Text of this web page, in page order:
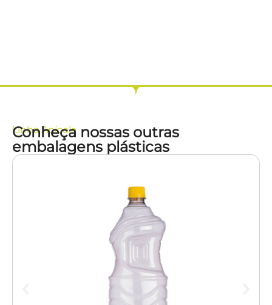
LinhaApícola
Conheça nossas outras
embalagens plásticas